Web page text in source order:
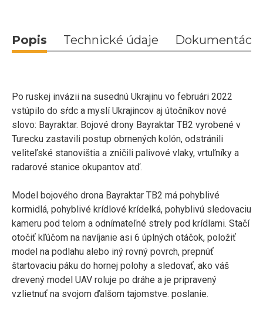
Popis Technické údaje Dokumentácia
Po ruskej invázii na susednú Ukrajinu vo februári 2022
vstúpilo do sŕdc a myslí Ukrajincov aj útočníkov nové
slovo: Bayraktar. Bojové drony Bayraktar TB2 vyrobené v
Turecku zastavili postup obrnených kolón, odstránili
veliteľské stanovištia a zničili palivové vlaky, vrtuľníky a
radarové stanice okupantov atď.
Model bojového drona Bayraktar TB2 má pohyblivé
kormidlá, pohyblivé krídlové krídelká, pohyblivú sledovaciu
kameru pod telom a odnímateľné strely pod krídlami. Stačí
otočiť kľúčom na navíjanie asi 6 úplných otáčok, položiť
model na podlahu alebo iný rovný povrch, prepnúť
štartovaciu páku do hornej polohy a sledovať, ako váš
drevený model UAV roluje po dráhe a je pripravený
vzlietnuť na svojom ďalšom tajomstve. poslanie.